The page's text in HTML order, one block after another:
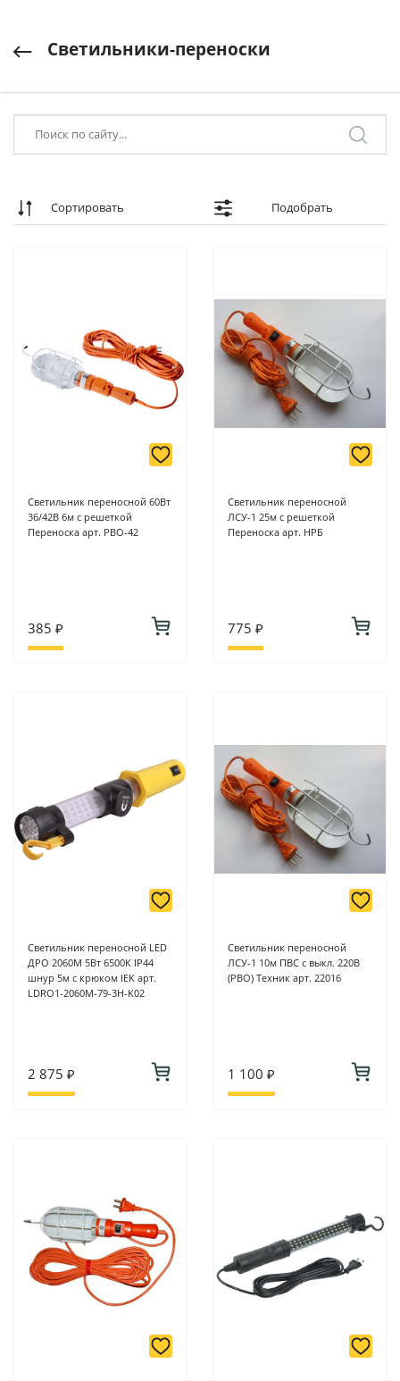
Светильники-переноски
Сортировать Подобрать
Светильник переносной 60Вт
36/42В 6м с решеткой
Переноска арт. РВО-42
385 ₽
Светильник переносной
ЛСУ-1 25м с решеткой
Переноска арт. НРБ
775 ₽
Светильник переносной LED
ДРО 2060М 5Вт 6500К IP44
шнур 5м с крюком IEK арт.
LDRO1-2060M-79-3H-K02
2 875 ₽
Светильник переносной
ЛСУ-1 10м ПВС с выкл. 220В
(РВО) Техник арт. 22016
1 100 ₽